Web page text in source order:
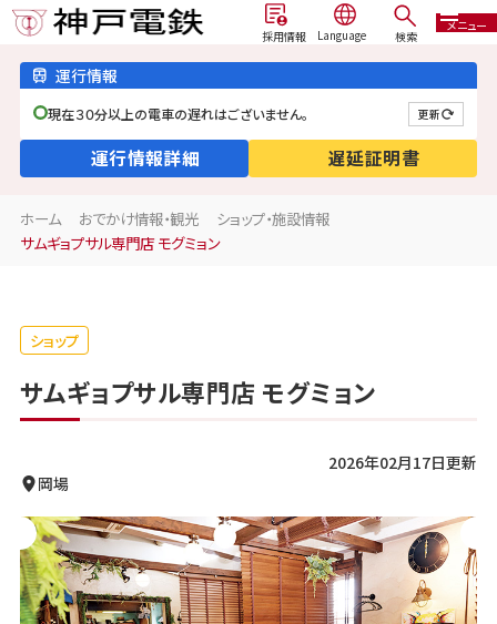
採用情報 検索
メニュー
運行情報
現在３０分以上の電車の遅れはございません。 更新
運行情報詳細 遅延証明書
ホーム おでかけ情報・観光
ショップ・施設情報
サムギョプサル専門店 モグミョン
ショップ
サムギョプサル専門店 モグミョン
岡場
2026年02月17日更新